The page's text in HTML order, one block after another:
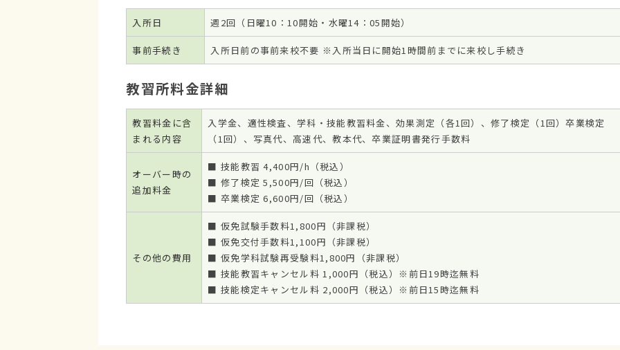
入所日 週2回（日曜10：10開始・水曜14：05開始）
事前手続き 入所日前の事前来校不要 ※入所当日に開始1時間前までに来校し手続き
教習所料金詳細
教習料金に含
まれる内容
入学金、適性検査、学科・技能教習料金、効果測定（各1回）、修了検定（1回）卒業検定
（1回）、写真代、高速代、教本代、卒業証明書発行手数料
オーバー時の
追加料金
■ 技能教習 4,400円/h（税込）
■ 修了検定 5,500円/回（税込）
■ 卒業検定 6,600円/回（税込）
その他の費用
■ 仮免試験手数料1,800円（非課税）
■ 仮免交付手数料1,100円（非課税）
■ 仮免学科試験再受験料1,800円（非課税）
■ 技能教習キャンセル料 1,000円（税込）※前日19時迄無料
■ 技能検定キャンセル料 2,000円（税込）※前日15時迄無料